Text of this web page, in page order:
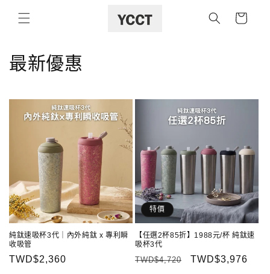
跳至內容
物
商
系
最新優惠
純鈦速吸杯3代｜內外純鈦 x 專利瞬
收吸管
定
TWD$2,360
特價
【任選2杯85折】1988元/杯 純鈦速
吸杯3代
定
TWD$4,720
售
TWD$3,976